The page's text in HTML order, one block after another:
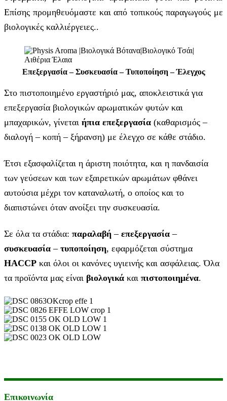
Επίσης προμηθευόμαστε και από τοπικούς παραγωγούς με
βιολογικές καλλιέργειες..
Επεξεργασία – Συσκευασία – Τυποποίηση – Έλεγχος
Στο πιστοποιημένο εργαστήριό μας, αποκλειστικά για
επεξεργασία βιολογικών αρωματικών φυτών και
μπαχαρικών, γίνεται ήπια επεξεργασία (καθαρισμός –
διαλογή – κοπή – ξήρανση) με έλεγχο σε κάθε στάδιο.
Έτσι εξασφαλίζεται η άριστη ποιότητα, και η πανδαισία
των γεύσεων και των εξαιρετικών αρωμάτων φθάνει
αυτούσια μέχρι τον καταναλωτή, ο οποίος και το
διαπιστώνει όταν ανοίξει την συσκευασία.
Σε όλα τα στάδια: παραλαβή – επεξεργασία –
συσκευασία – τυποποίηση, εφαρμόζεται σύστημα
HACCP και όλοι οι κανόνες υγιεινής και ασφάλειας. Όλα
τα προϊόντα μας είναι βιολογικά και πιστοποιημένα.
Επικοινωνία